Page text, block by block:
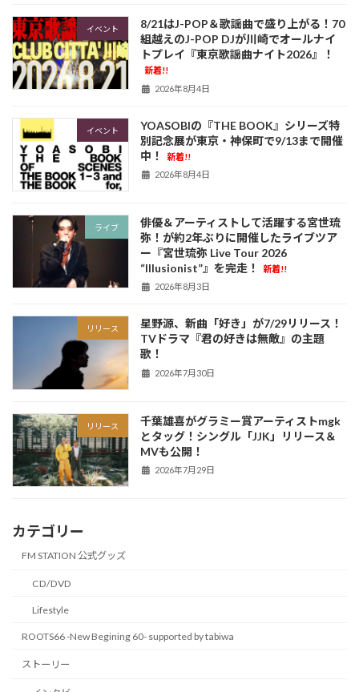
イベント
8/21はJ-POP＆歌謡曲で盛り上がる！70
組越えのJ-POP DJが川崎でオールナイ
トプレイ『東京歌謡曲ナイト2026』！
新着!!
2026年8月4日
イベント
YOASOBIの『THE BOOK』シリーズ特
別記念展が東京・神保町で9/13まで開催
中！
新着!!
2026年8月4日
ライブ
俳優＆アーティストして活躍する宮世琉
弥！が約2年ぶりに開催したライブツア
ー『宮世琉弥 Live Tour 2026
“Illusionist”』を完走！
新着!!
2026年8月3日
リリース
星野源、新曲「好き」が7/29リリース！
TVドラマ『君の好きは無敵』の主題
歌！
2026年7月30日
リリース
千葉雄喜がグラミー賞アーティストmgk
とタッグ！シングル「JJK」リリース＆
MVも公開！
2026年7月29日
カテゴリー
FM STATION 公式グッズ
CD/DVD
Lifestyle
ROOTS66 -New Begining 60- supported by tabiwa
ストーリー